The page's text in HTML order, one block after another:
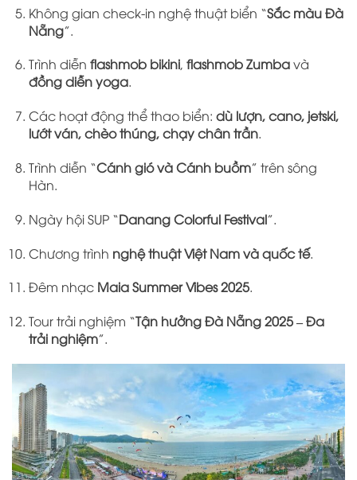
Không gian check-in nghệ thuật biển “Sắc màu Đà
Nẵng”.
Trình diễn flashmob bikini, flashmob Zumbavà
đồng diễn yoga.
Các hoạt động thể thao biển: dù lượn, cano, jetski,
lướt ván, chèo thúng, chạy chân trần.
Trình diễn “Cánh gió và Cánh buồm” trên sông
Hàn.
Ngày hội SUP “Danang Colorful Festival”.
Chương trình nghệ thuật Việt Nam và quốc tế.
Đêm nhạc Maia Summer Vibes 2025.
Tour trải nghiệm “Tận hưởng Đà Nẵng 2025 – Đa
trải nghiệm”.